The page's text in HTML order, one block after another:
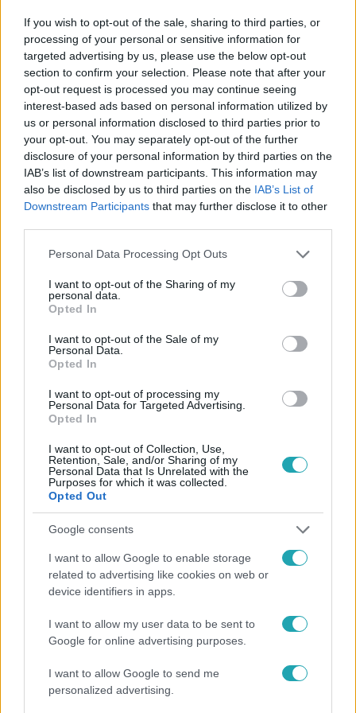
If you wish to opt-out of the sale, sharing to third parties, or
processing of your personal or sensitive information for
targeted advertising by us, please use the below opt-out
section to confirm your selection. Please note that after your
opt-out request is processed you may continue seeing
interest-based ads based on personal information utilized by
us or personal information disclosed to third parties prior to
your opt-out. You may separately opt-out of the further
disclosure of your personal information by third parties on the
IAB’s list of downstream participants. This information may
also be disclosed by us to third parties on the IAB’s List of
Downstream Participants that may further disclose it to other
Please note that this website/app uses one or more Google
not limited to your visit or usage behaviour. You may click to
grant or deny consent to Google and its third-party tags to
use your data for below specified purposes in below Google
consent section.
Personal Data Processing Opt Outs
I want to opt-out of the Sharing of my
personal data.
Opted In
I want to opt-out of the Sale of my
Personal Data.
Opted In
I want to opt-out of processing my
Personal Data for Targeted Advertising.
Opted In
I want to opt-out of Collection, Use,
Retention, Sale, and/or Sharing of my
Personal Data that Is Unrelated with the
Purposes for which it was collected.
Opted Out
Google consents
I want to allow Google to enable storage
related to advertising like cookies on web or
device identifiers in apps.
I want to allow my user data to be sent to
Google for online advertising purposes.
I want to allow Google to send me
personalized advertising.
Itt állítsd be, hogy az RTL.hu az elsők között
legyen a Google-találatokban!
Facebookon is!
Követem
HÍRADÓ ADÁSRÉSZLETEK #
FUDAN EGYETEM #DIÁKVÁROS